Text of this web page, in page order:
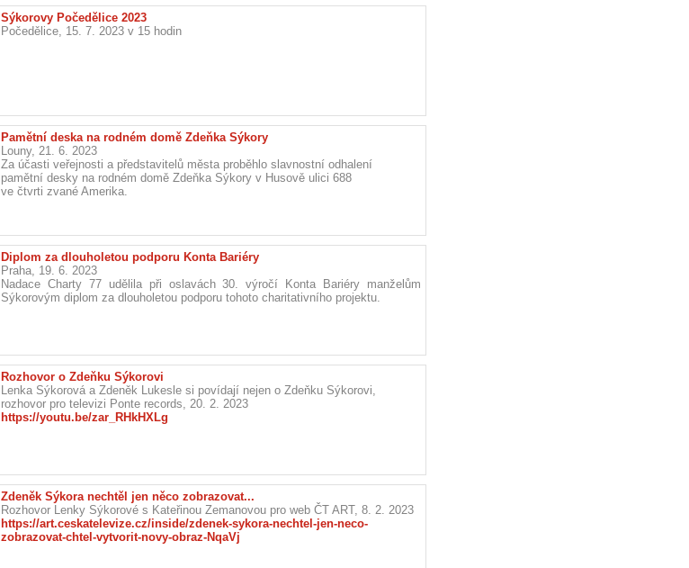
Sýkorovy Počedělice 2023
Počedělice, 15. 7. 2023 v 15 hodin
Pamětní deska na rodném domě Zdeňka Sýkory
Louny, 21. 6. 2023
Za účasti veřejnosti a představitelů města proběhlo slavnostní odhalení
pamětní desky na rodném domě Zdeňka Sýkory v Husově ulici 688
ve čtvrti zvané Amerika.
Diplom za dlouholetou podporu Konta Bariéry
Praha, 19. 6. 2023
Nadace Charty 77 udělila při oslavách 30. výročí Konta Bariéry manželům
Sýkorovým diplom za dlouholetou podporu tohoto charitativního projektu.
Rozhovor o Zdeňku Sýkorovi
Lenka Sýkorová a Zdeněk Lukesle si povídají nejen o Zdeňku Sýkorovi,
rozhovor pro televizi Ponte records, 20. 2. 2023
https://youtu.be/zar_RHkHXLg
Zdeněk Sýkora nechtěl jen něco zobrazovat...
Rozhovor Lenky Sýkorové s Kateřinou Zemanovou pro web ČT ART, 8. 2. 2023
https://art.ceskatelevize.cz/inside/zdenek-sykora-nechtel-jen-neco-
zobrazovat-chtel-vytvorit-novy-obraz-NqaVj